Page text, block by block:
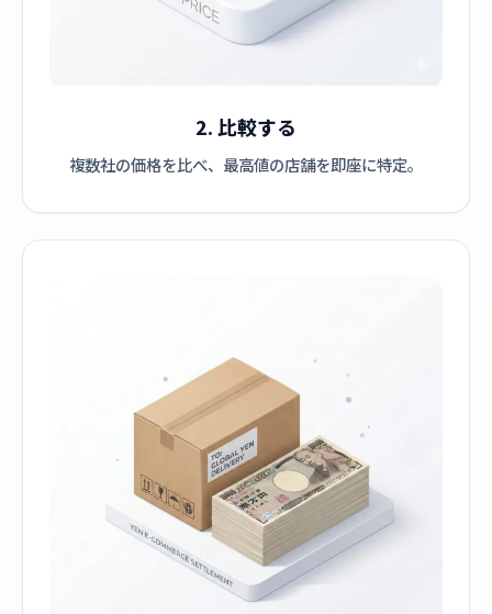
2. 比較する
複数社の価格を比べ、最高値の店舗を即座に特定。